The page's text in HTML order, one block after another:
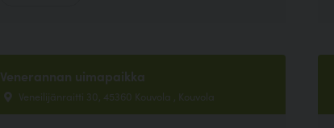
Venerannan uimapaikka
Veneilijänraitti 30, 45360 Kouvola , Kouvola